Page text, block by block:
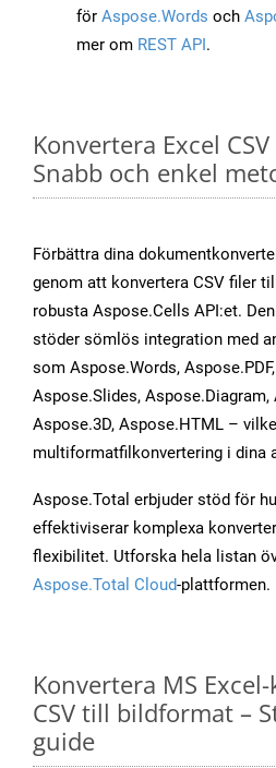
för Aspose.Words och
mer om REST API.
Konvertera Excel
Snabb och enkel
Förbättra dina
genom att konvertera CSV filer
robusta Aspose.Cells API:et.
stöder sömlös integration med
som Aspose.Words,
Aspose.Slides, Aspose.Diagram,
Aspose.3D, Aspose.HTML –
multiformatfilkonvertering i dina
Aspose.Total erbjuder stöd för
effektiviserar komplexa
flexibilitet. Utforska hela listan
Aspose.Total Cloud-plattformen.
Konvertera MS
CSV till bildformat –
guide